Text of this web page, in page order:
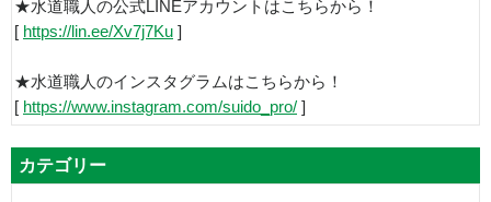
★水道職人の公式LINEアカウントはこちらから！
[ https://lin.ee/Xv7j7Ku ]
★水道職人のインスタグラムはこちらから！
[ https://www.instagram.com/suido_pro/ ]
カテゴリー